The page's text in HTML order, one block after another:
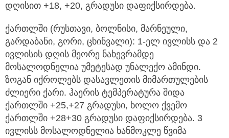
დღისით +18, +20, გრადუსი დაფიქსირდება.
ქართლში (რუსთავი, ბოლნისი, მარნეული,
გარდაბანი, გორი, ცხინვალი): 1-ელ ივლისს და 2
ივლისის დღის მეორე ნახევრამდე
მოსალოდნელია უმეტესად უნალექო ამინდი.
ზოგან იქროლებს დასავლეთის მიმართულების
ძლიერი ქარი. ჰაერის ტემპერატურა შიდა
ქართლში +25,+27 გრადუსი, ხოლო ქვემო
ქართლში +28+30 გრადუსი დაფიქსირდება. 3
ივლისს მოსალოდნელია ხანმოკლე წვიმა